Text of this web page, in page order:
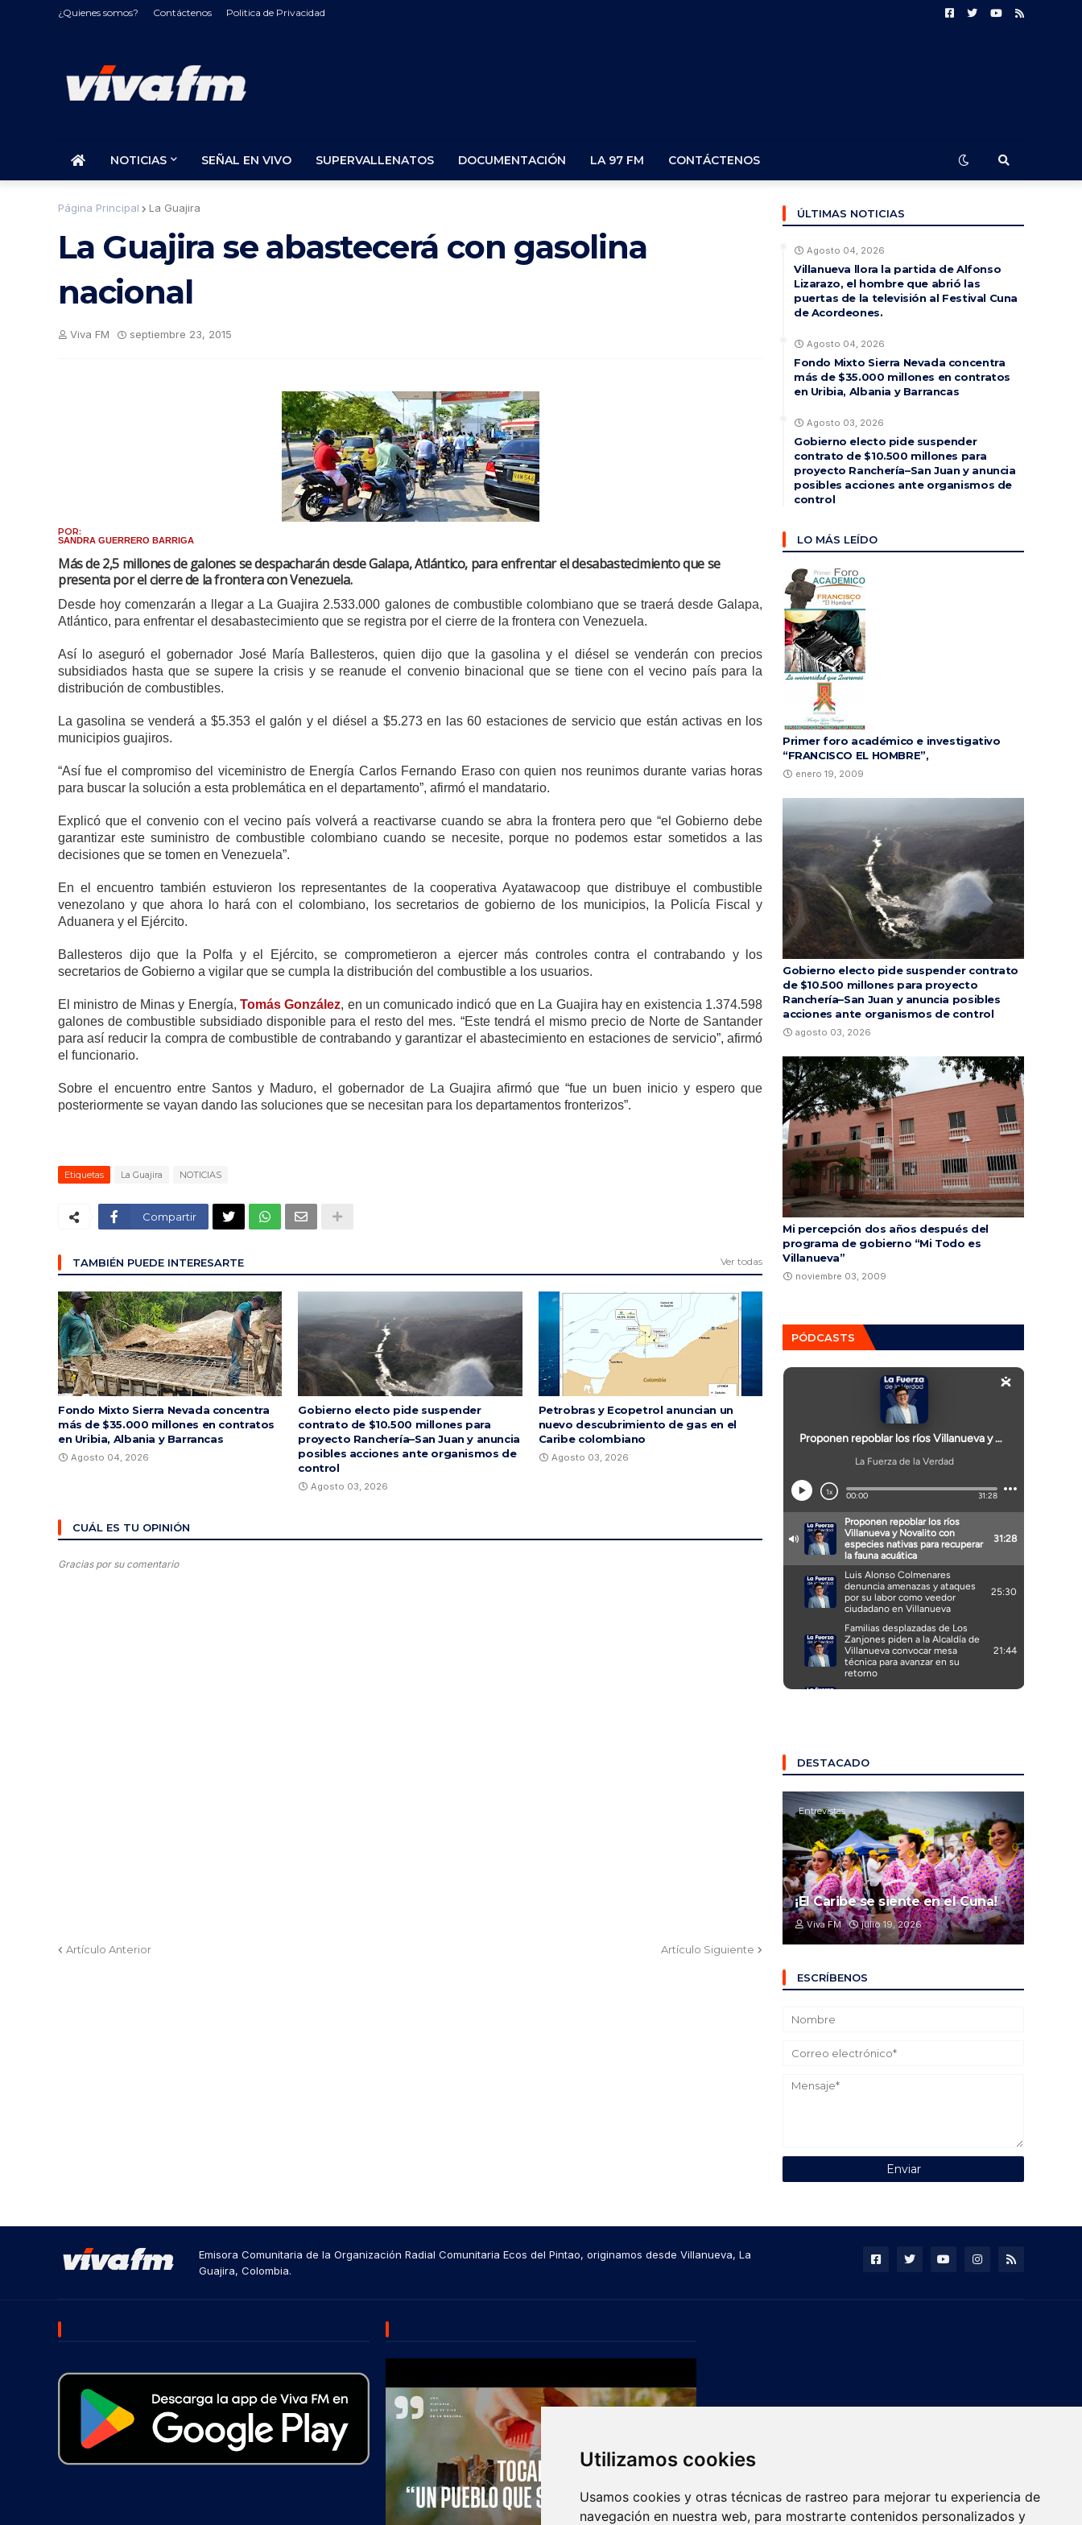
Utilizamos cookies
Usamos cookies y otras técnicas de rastreo para mejorar tu experiencia de
navegación en nuestra web, para mostrarte contenidos personalizados y
¿Quienes somos? Contáctenos Politica de Privacidad
NOTICIAS SEÑAL EN VIVO SUPERVALLENATOS DOCUMENTACIÓN LA 97 FM CONTÁCTENOS
Página Principal La Guajira
La Guajira se abastecerá con gasolina
nacional
Viva FM septiembre 23, 2015
POR:
SANDRA GUERRERO BARRIGA
Más de 2,5 millones de galones se despacharán desde Galapa, Atlántico, para enfrentar el desabastecimiento que se
presenta por el cierre de la frontera con Venezuela.
Desde hoy comenzarán a llegar a La Guajira 2.533.000 galones de combustible colombiano que se traerá desde Galapa,
Atlántico, para enfrentar el desabastecimiento que se registra por el cierre de la frontera con Venezuela.
Así lo aseguró el gobernador José María Ballesteros, quien dijo que la gasolina y el diésel se venderán con precios
subsidiados hasta que se supere la crisis y se reanude el convenio binacional que se tiene con el vecino país para la
distribución de combustibles.
La gasolina se venderá a $5.353 el galón y el diésel a $5.273 en las 60 estaciones de servicio que están activas en los
municipios guajiros.
“Así fue el compromiso del viceministro de Energía Carlos Fernando Eraso con quien nos reunimos durante varias horas
para buscar la solución a esta problemática en el departamento”, afirmó el mandatario.
Explicó que el convenio con el vecino país volverá a reactivarse cuando se abra la frontera pero que “el Gobierno debe
garantizar este suministro de combustible colombiano cuando se necesite, porque no podemos estar sometidos a las
decisiones que se tomen en Venezuela”.
En el encuentro también estuvieron los representantes de la cooperativa Ayatawacoop que distribuye el combustible
venezolano y que ahora lo hará con el colombiano, los secretarios de gobierno de los municipios, la Policía Fiscal y
Aduanera y el Ejército.
Ballesteros dijo que la Polfa y el Ejército, se comprometieron a ejercer más controles contra el contrabando y los
secretarios de Gobierno a vigilar que se cumpla la distribución del combustible a los usuarios.
El ministro de Minas y Energía, Tomás González, en un comunicado indicó que en La Guajira hay en existencia 1.374.598
galones de combustible subsidiado disponible para el resto del mes. “Este tendrá el mismo precio de Norte de Santander
para así reducir la compra de combustible de contrabando y garantizar el abastecimiento en estaciones de servicio”, afirmó
el funcionario.
Sobre el encuentro entre Santos y Maduro, el gobernador de La Guajira afirmó que “fue un buen inicio y espero que
posteriormente se vayan dando las soluciones que se necesitan para los departamentos fronterizos”.
Etiquetas La Guajira NOTICIAS
Compartir
TAMBIÉN PUEDE INTERESARTE Ver todas
Fondo Mixto Sierra Nevada concentra
más de $35.000 millones en contratos
en Uribia, Albania y Barrancas
Agosto 04, 2026
Gobierno electo pide suspender
contrato de $10.500 millones para
proyecto Ranchería–San Juan y anuncia
posibles acciones ante organismos de
control
Agosto 03, 2026
Petrobras y Ecopetrol anuncian un
nuevo descubrimiento de gas en el
Caribe colombiano
Agosto 03, 2026
CUÁL ES TU OPINIÓN
Gracias por su comentario
Artículo Anterior Artículo Siguiente
ÚLTIMAS NOTICIAS
Agosto 04, 2026
Villanueva llora la partida de Alfonso
Lizarazo, el hombre que abrió las
puertas de la televisión al Festival Cuna
de Acordeones.
Agosto 04, 2026
Fondo Mixto Sierra Nevada concentra
más de $35.000 millones en contratos
en Uribia, Albania y Barrancas
Agosto 03, 2026
Gobierno electo pide suspender
contrato de $10.500 millones para
proyecto Ranchería–San Juan y anuncia
posibles acciones ante organismos de
control
LO MÁS LEÍDO
Primer foro académico e investigativo
“FRANCISCO EL HOMBRE”,
enero 19, 2009
Gobierno electo pide suspender contrato
de $10.500 millones para proyecto
Ranchería–San Juan y anuncia posibles
acciones ante organismos de control
agosto 03, 2026
Mi percepción dos años después del
programa de gobierno “Mi Todo es
Villanueva”
noviembre 03, 2009
PÓDCASTS
DESTACADO
Entrevistas
¡El Caribe se siente en el Cuna!
Viva FM julio 19, 2026
ESCRÍBENOS
Emisora Comunitaria de la Organización Radial Comunitaria Ecos del Pintao, originamos desde Villanueva, La
Guajira, Colombia.